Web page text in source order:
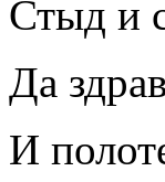
Стыд и
Да
И